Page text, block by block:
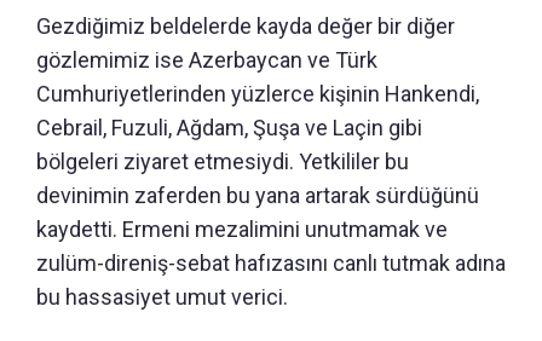
Gezdiğimiz beldelerde kayda değer bir diğer
gözlemimiz ise Azerbaycan ve Türk
Cumhuriyetlerinden yüzlerce kişinin Hankendi,
Cebrail, Fuzuli, Ağdam, Şuşa ve Laçin gibi
bölgeleri ziyaret etmesiydi. Yetkililer bu
devinimin zaferden bu yana artarak sürdüğünü
kaydetti. Ermeni mezalimini unutmamak ve
zulüm-direniş-sebat hafızasını canlı tutmak adına
bu hassasiyet umut verici.